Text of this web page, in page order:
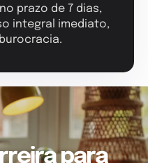
prazo de 7 dias,
integral imediato,
para